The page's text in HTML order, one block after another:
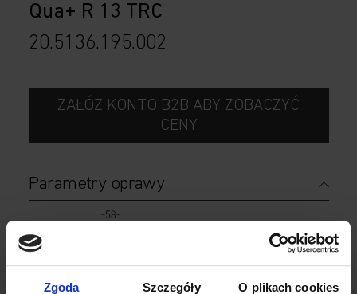
Zgoda Szczegóły O plikach cookies
Qua+ R 13 TRC
20.5136.195.002
ZAŁÓŻ KONTO B2B ABY ZOBACZYĆ
CENY
Parametry oprawy